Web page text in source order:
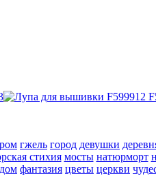
гжель город девушки
стихия мосты натюрморт
фантазия цветы церкви